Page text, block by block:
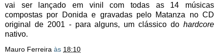
vai ser lançado em vinil com todas as 14 músicas
compostas por Donida e gravadas pelo Matanza no CD
original de 2001 - para alguns, um clássico do hardcore
nativo.
Mauro Ferreira às 18:10